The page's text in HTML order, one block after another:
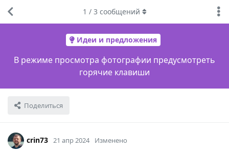
Идеи и предложения
В режиме просмотра фотографии предусмотреть
горячие клавиши
Поделиться
1 / 3 сообщений
crin73 21 апр 2024 Изменено